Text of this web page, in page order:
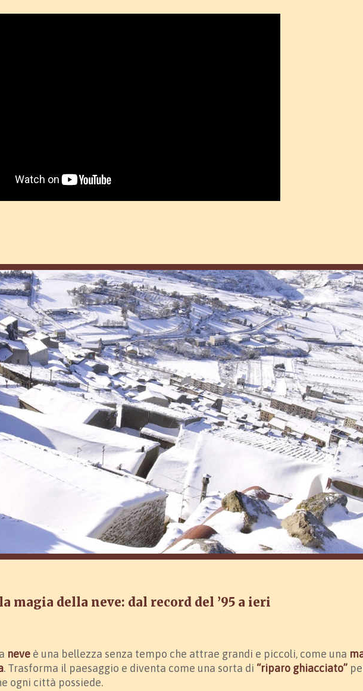
magia della neve: dal record del ’95 a ieri
neve è una bellezza senza tempo che attrae grandi e piccoli, come una
. Trasforma il paesaggio e diventa come una sorta di “riparo ghiacciato”
ogni città possiede.